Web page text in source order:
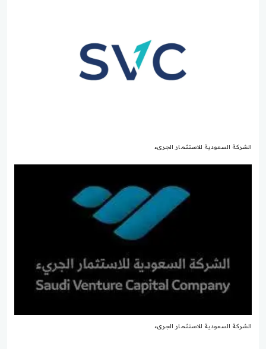
الشركة السعودية للاستثمار الجرىء
الشركة السعودية للاستثمار الجرىء